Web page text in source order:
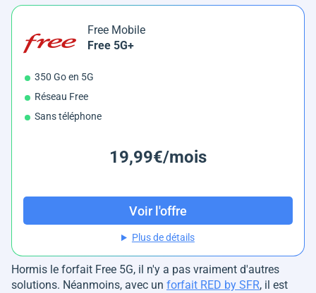
Free Mobile
Free 5G+
350 Go en 5G
Réseau Free
Sans téléphone
19,99€/mois
Voir l'offre
Plus de détails
Hormis le forfait Free 5G, il n'y a pas vraiment d'autres
solutions. Néanmoins, avec un forfait RED by SFR, il est